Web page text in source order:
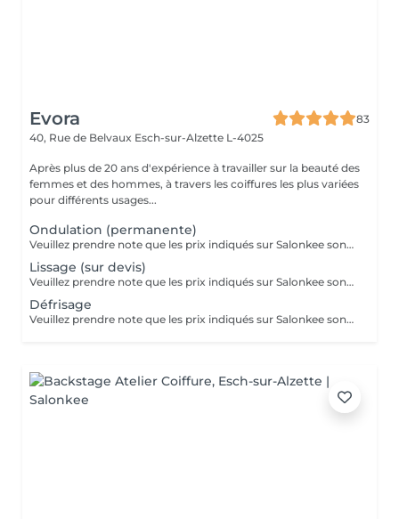
Evora
83
40, Rue de Belvaux Esch-sur-Alzette L-4025
Après plus de 20 ans d'expérience à travailler sur la beauté des
femmes et des hommes, à travers les coiffures les plus variées
pour différents usages...
Ondulation (permanente)
Veuillez prendre note que les prix indiqués sur Salonkee sont communiqués à titre informatif et s'entendent de base. Ces derniers sont susceptibles de varier selon le diagnostic réalisé à votre arrivée au salon et l'expertise du professionnel à qui vous confiez votre beauté. Dans tous les cas, un devis précis vous sera proposé et toutes réalisations de prestations seront effectuées avec votre accord. Un grand merci d'avance pour votre compréhension. Au plaisir de vous recevoir très vite.
Lissage (sur devis)
Veuillez prendre note que les prix indiqués sur Salonkee sont communiqués à titre informatif et s'entendent de base. Ces derniers sont susceptibles de varier selon le diagnostic réalisé à votre arrivée au salon et l'expertise du professionnel à qui vous confiez votre beauté. Dans tous les cas, un devis précis vous sera proposé et toutes réalisations de prestations seront effectuées avec votre accord. Un grand merci d'avance pour votre compréhension. Au plaisir de vous recevoir très vite.
Défrisage
Veuillez prendre note que les prix indiqués sur Salonkee sont communiqués à titre informatif et s'entendent de base. Ces derniers sont susceptibles de varier selon le diagnostic réalisé à votre arrivée au salon et l'expertise du professionnel à qui vous confiez votre beauté. Dans tous les cas, un devis précis vous sera proposé et toutes réalisations de prestations seront effectuées avec votre accord. Un grand merci d'avance pour votre compréhension. Au plaisir de vous recevoir très vite.